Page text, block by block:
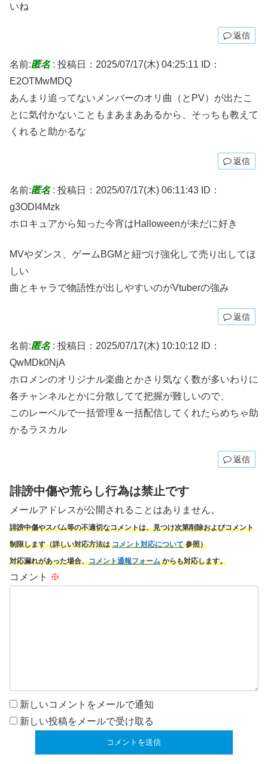
いね
返信
名前:匿名: 投稿日：2025/07/17(木) 04:25:11
ID：
E2OTMwMDQ
あんまり追ってないメンバーのオリ曲（とPV）が出たこ
とに気付かないこともまあまああるから、そっちも教えて
くれると助かるな
返信
名前:匿名: 投稿日：2025/07/17(木) 06:11:43 ID：
g3ODI4Mzk
ホロキュアから知った今宵はHalloweenが未だに好き
MVやダンス、ゲームBGMと紐づけ強化して売り出してほ
しい
曲とキャラで物語性が出しやすいのがVtuberの強み
返信
名前:匿名: 投稿日：2025/07/17(木) 10:10:12
ID：
QwMDk0NjA
ホロメンのオリジナル楽曲とかさり気なく数が多いわりに
各チャンネルとかに分散してて把握が難しいので、
このレーベルで一括管理＆一括配信してくれたらめちゃ助
かるラスカル
返信
誹謗中傷や荒らし行為は禁止です
メールアドレスが公開されることはありません。
誹謗中傷やスパム等の不適切なコメントは、見つけ次第削除およびコメント
制限します（詳しい対応方法はコメント対応について参照）
対応漏れがあった場合、コメント通報フォームからも対応します。
コメント ※
新しいコメントをメールで通知
新しい投稿をメールで受け取る